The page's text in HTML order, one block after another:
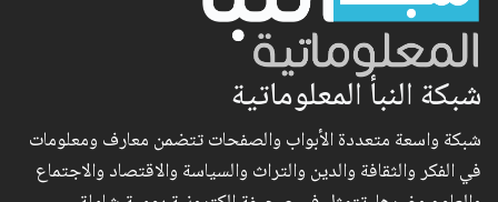
شبكة النبأ المعلوماتية
شبكة واسعة متعددة الأبواب والصفحات تتضمن معارف ومعلومات
في الفكر والثقافة والدين والتراث والسياسة والاقتصاد والاجتماع